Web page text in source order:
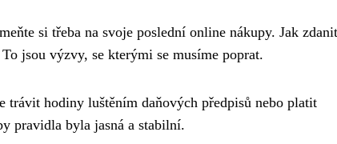
si třeba na svoje poslední online nákupy. Jak zdanit
jsou výzvy, se kterými se musíme poprat.
trávit hodiny luštěním daňových předpisů nebo platit
pravidla byla jasná a stabilní.